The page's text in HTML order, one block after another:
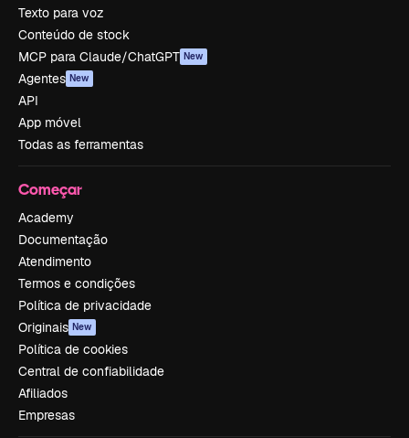
Texto para voz
Conteúdo de stock
MCP para Claude/ChatGPT New
Agentes New
API
App móvel
Todas as ferramentas
Começar
Academy
Documentação
Atendimento
Termos e condições
Política de privacidade
Originais New
Política de cookies
Central de confiabilidade
Afiliados
Empresas